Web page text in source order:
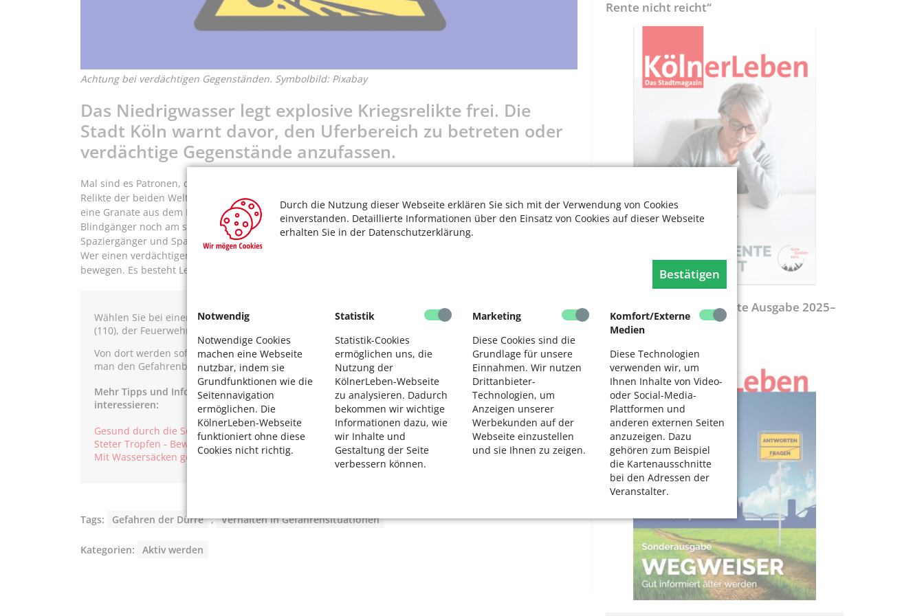
Durch die Nutzung dieser Webseite erklären Sie sich mit der Verwendung von Cookies
einverstanden. Detaillierte Informationen über den Einsatz von Cookies auf dieser Webseite
erhalten Sie in der Datenschutzerklärung.
Bestätigen
Notwendig
Notwendige Cookies
machen eine Webseite
nutzbar, indem sie
Grundfunktionen wie die
Seitennavigation
ermöglichen. Die
KölnerLeben-Webseite
funktioniert ohne diese
Cookies nicht richtig.
Statistik
Statistik-Cookies
ermöglichen uns, die
Nutzung der
KölnerLeben-Webseite
zu analysieren. Dadurch
bekommen wir wichtige
Informationen dazu, wie
wir Inhalte und
Gestaltung der Seite
verbessern können.
Marketing
Diese Cookies sind die
Grundlage für unsere
Einnahmen. Wir nutzen
Drittanbieter-
Technologien, um
Anzeigen unserer
Werbekunden auf der
Webseite einzustellen
und sie Ihnen zu zeigen.
Komfort/Externe
Medien
Diese Technologien
verwenden wir, um
Ihnen Inhalte von Video-
oder Social-Media-
Plattformen und
anderen externen Seiten
anzuzeigen. Dazu
gehören zum Beispiel
die Kartenausschnitte
bei den Adressen der
Veranstalter.
Achtung bei verdächtigen Gegenständen. Symbolbild: Pixabay
Das Niedrigwasser legt explosive Kriegsrelikte frei. Die
Stadt Köln warnt davor, den Uferbereich zu betreten oder
verdächtige Gegenstände anzufassen.
Mal sind es Patronen, dann wieder Granaten. Immer öfter werden durch das Niedrigwasser des Rheins
Relikte der beiden Weltkriege freigelegt. So entdeckten beispielsweise Spaziergänger im Juli 2022 bei Poll
eine Granate aus dem Ersten Weltkrieg. Der Kampfmittelbeseitigungsdienst transportierte den
Blindgänger noch am selben Abend ab. Um niemanden in Gefahr zu bringen, bittet die Stadt alle
Spaziergänger und Spaziergängerinnen, den Uferbereich des Rheins derzeit möglichst nicht zu betreten.
Wer einen verdächtigen Gegenstand entdeckt, sollte ihn auf keinen Fall berühren, mitnehmen oder
bewegen. Es besteht Lebensgefahr.
Wählen Sie bei einem Verdacht auf einen explosiven Fund sofort die Telefonnummer der Polizei
(110), der Feuerwehr (112) oder des Ordnungsdienstes (0221/221-320 00).
Von dort werden sofort alle erforderlichen Maßnahmen in die Wege geleitet. Anschließend sollte
man den Gefahrenbereich umgehend verlassen und auch andere Passanten bitten, dies zu tun.
Mehr Tipps und Informationen zu den Gefahren durch Dürre und Hitze? Das könnte Sie auch
interessieren:
Gesund durch die Sommerhitze – mit Sonnencreme und Wasser in jeder Form
Steter Tropfen - Bewässerung der Kölner Bäume
Mit Wassersäcken gegen die Trockenheit
Tags: Gefahren der Dürre , Verhalten in Gefahrensituationen
Kategorien: Aktiv werden
Rente nicht reicht“
Wegweiser - Aktualisierte Ausgabe 2025–
2027